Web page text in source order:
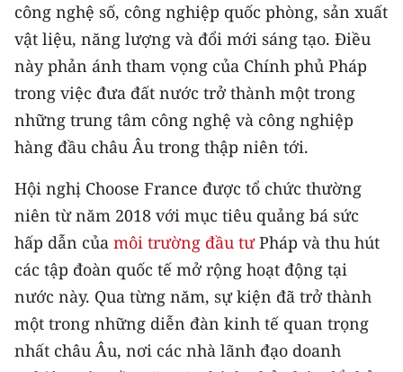
ĐỌC BÁO IN
ENGLISH
中文
РУССКИЙ
ESPAÑOL
한국어
công nghệ số, công nghiệp quốc phòng, sản xuất
vật liệu, năng lượng và đổi mới sáng tạo. Điều
này phản ánh tham vọng của Chính phủ Pháp
trong việc đưa đất nước trở thành một trong
những trung tâm công nghệ và công nghiệp
hàng đầu châu Âu trong thập niên tới.
Hội nghị Choose France được tổ chức thường
niên từ năm 2018 với mục tiêu quảng bá sức
hấp dẫn của môi trường đầu tưPháp và thu hút
các tập đoàn quốc tế mở rộng hoạt động tại
nước này. Qua từng năm, sự kiện đã trở thành
một trong những diễn đàn kinh tế quan trọng
nhất châu Âu, nơi các nhà lãnh đạo doanh